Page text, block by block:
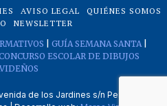
AVISO LEGAL
QUIÉNES SOMOS
NEWSLETTER
GUÍA SEMANA SANTA|
ESCOLAR DE DIBUJOS
de los Jardines s/n Peñaranda de